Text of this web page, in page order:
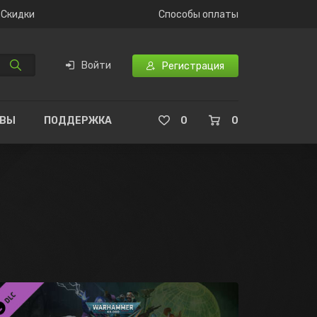
Скидки Способы оплаты
Войти Регистрация
ПОДДЕРЖКА 0
0